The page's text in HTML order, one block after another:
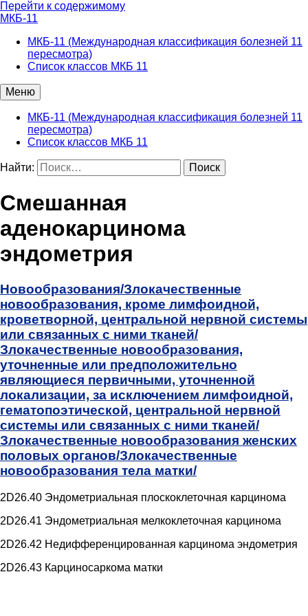
Перейти к содержимому
МКБ-11
МКБ-11 (Международная классификация болезней 11
пересмотра)
Список классов МКБ 11
Меню
МКБ-11 (Международная классификация болезней 11
пересмотра)
Список классов МКБ 11
Найти:
Смешанная
аденокарцинома
эндометрия
Новообразования/Злокачественные
новообразования, кроме лимфоидной,
кроветворной, центральной нервной системы
или связанных с ними тканей/
Злокачественные новообразования,
уточненные или предположительно
являющиеся первичными, уточненной
локализации, за исключением лимфоидной,
гематопоэтической, центральной нервной
системы или связанных с ними тканей/
Злокачественные новообразования женских
половых органов/Злокачественные
новообразования тела матки/
2D26.40 Эндометриальная плоскоклеточная карцинома
2D26.41 Эндометриальная мелкоклеточная карцинома
2D26.42 Недифференцированная карцинома эндометрия
2D26.43 Карциносаркома матки